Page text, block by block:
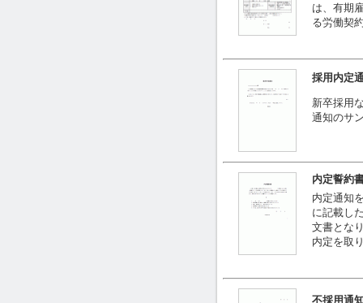
は、有期
る労働契
採用内定
新卒採用
通知のサ
内定誓約
内定通知
に記載し
文書とな
内定を取
不採用通